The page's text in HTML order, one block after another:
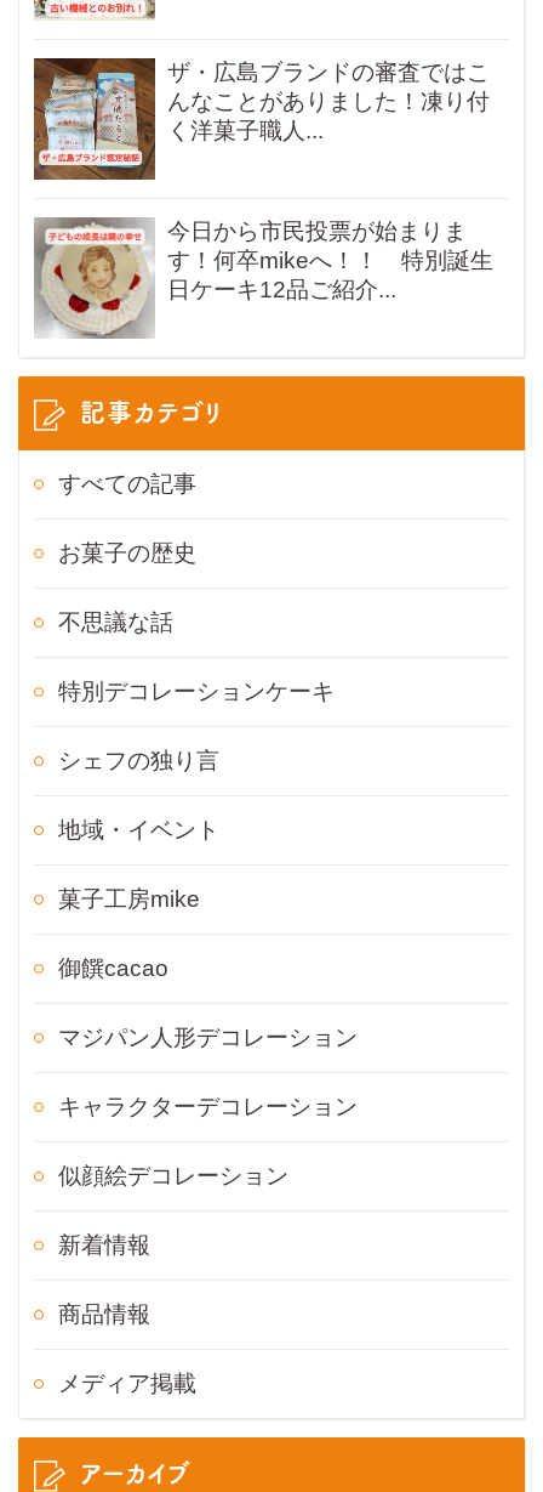
ザ・広島ブランドの審査ではこ
んなことがありました！凍り付
く洋菓子職人...
今日から市民投票が始まりま
す！何卒mikeへ！！ 特別誕生
日ケーキ12品ご紹介...
記事カテゴリ
すべての記事
お菓子の歴史
不思議な話
特別デコレーションケーキ
シェフの独り言
地域・イベント
菓子工房mike
御饌cacao
マジパン人形デコレーション
キャラクターデコレーション
似顔絵デコレーション
新着情報
商品情報
メディア掲載
アーカイブ